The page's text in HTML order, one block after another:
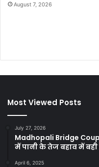
August 7, 2026
Most Viewed Posts
July 27, 2026
Madhopali Bridge
में पानी के तेज बहाव में बही
April 6, 2025